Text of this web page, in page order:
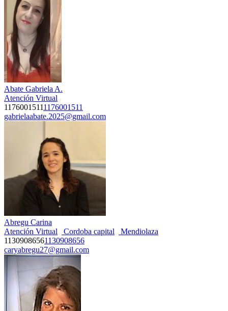
Abate Gabriela A.
Atención Virtual
11760015111176001511
gabrielaabate.2025@gmail.com
Abregu Carina
Atención Virtual
Cordoba capital
Mendiolaza
11309086561130908656
caryabregu27@gmail.com